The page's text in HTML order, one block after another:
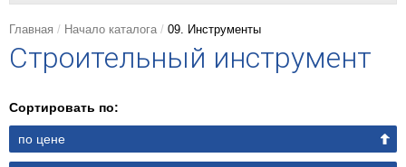
Главная Начало каталога 09. Инструменты
Строительный инструмент
Сортировать по:
по цене